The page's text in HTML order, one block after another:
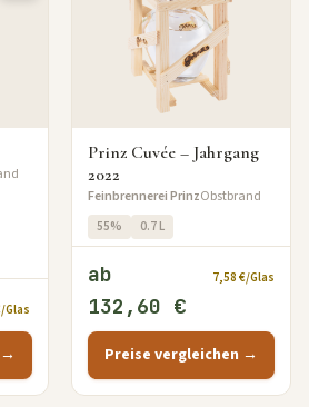
Glas
Prinz Cuvée – Jahrgang
2022
Feinbrennerei PrinzObstbrand
55% 0.7 L
ab
132,60 €
7,58 €/Glas
Preise vergleichen →